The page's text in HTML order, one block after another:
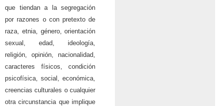
que tiendan a la segregación
por razones o con pretexto de
raza, etnia, género, orientación
sexual, edad, ideología,
religión, opinión, nacionalidad,
caracteres físicos, condición
psicofísica, social, económica,
creencias culturales o cualquier
otra circunstancia que implique